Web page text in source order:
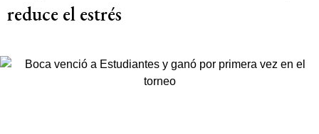
reduce el estrés